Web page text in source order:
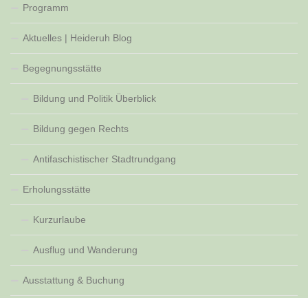
Programm
Aktuelles | Heideruh Blog
Begegnungsstätte
Bildung und Politik Überblick
Bildung gegen Rechts
Antifaschistischer Stadtrundgang
Erholungsstätte
Kurzurlaube
Ausflug und Wanderung
Ausstattung & Buchung